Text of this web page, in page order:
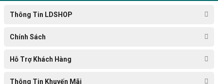
Thông Tin LDSHOP
Chính Sách
Hỗ Trợ Khách Hàng
Thông Tin Khuyến Mãi